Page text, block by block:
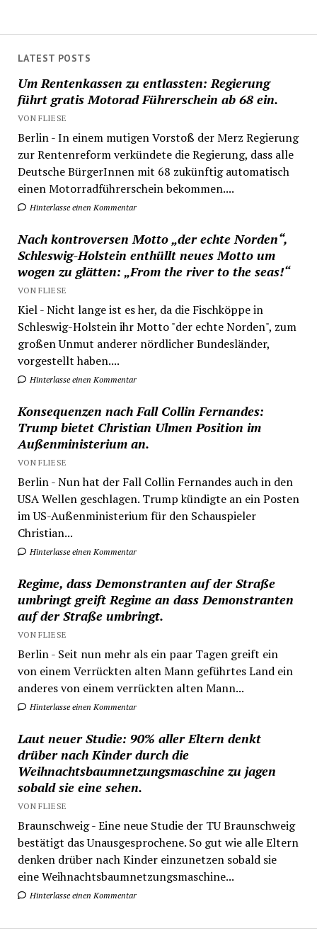
LATEST POSTS
Um Rentenkassen zu entlassten: Regierung
führt gratis Motorad Führerschein ab 68 ein.
VON FLIESE
Berlin - In einem mutigen Vorstoß der Merz Regierung
zur Rentenreform verkündete die Regierung, dass alle
Deutsche BürgerInnen mit 68 zukünftig automatisch
einen Motorradführerschein bekommen....
Hinterlasse einen Kommentar
Nach kontroversen Motto „der echte Norden“,
Schleswig-Holstein enthüllt neues Motto um
wogen zu glätten: „From the river to the seas!“
VON FLIESE
Kiel - Nicht lange ist es her, da die Fischköppe in
Schleswig-Holstein ihr Motto "der echte Norden", zum
großen Unmut anderer nördlicher Bundesländer,
vorgestellt haben....
Hinterlasse einen Kommentar
Konsequenzen nach Fall Collin Fernandes:
Trump bietet Christian Ulmen Position im
Außenministerium an.
VON FLIESE
Berlin - Nun hat der Fall Collin Fernandes auch in den
USA Wellen geschlagen. Trump kündigte an ein Posten
im US-Außenministerium für den Schauspieler
Christian...
Hinterlasse einen Kommentar
Regime, dass Demonstranten auf der Straße
umbringt greift Regime an dass Demonstranten
auf der Straße umbringt.
VON FLIESE
Berlin - Seit nun mehr als ein paar Tagen greift ein
von einem Verrückten alten Mann geführtes Land ein
anderes von einem verrückten alten Mann...
Hinterlasse einen Kommentar
Laut neuer Studie: 90% aller Eltern denkt
drüber nach Kinder durch die
Weihnachtsbaumnetzungsmaschine zu jagen
sobald sie eine sehen.
VON FLIESE
Braunschweig - Eine neue Studie der TU Braunschweig
bestätigt das Unausgesprochene. So gut wie alle Eltern
denken drüber nach Kinder einzunetzen sobald sie
eine Weihnachtsbaumnetzungsmaschine...
Hinterlasse einen Kommentar